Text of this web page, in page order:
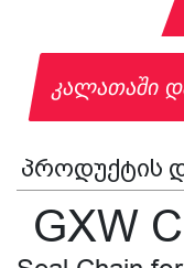
კალათაში
პროდუქტის
GXW